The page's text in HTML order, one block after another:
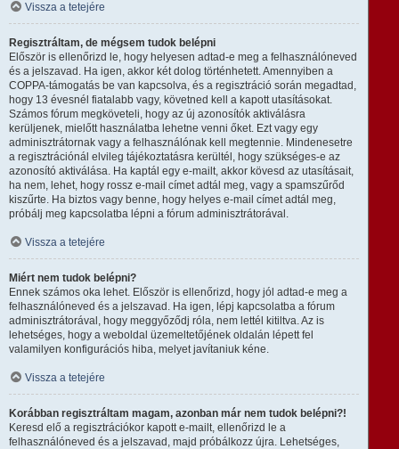
Vissza a tetejére
Regisztráltam, de mégsem tudok belépni
Először is ellenőrizd le, hogy helyesen adtad-e meg a felhasználóneved
és a jelszavad. Ha igen, akkor két dolog történhetett. Amennyiben a
COPPA-támogatás be van kapcsolva, és a regisztráció során megadtad,
hogy 13 évesnél fiatalabb vagy, követned kell a kapott utasításokat.
Számos fórum megköveteli, hogy az új azonosítók aktiválásra
kerüljenek, mielőtt használatba lehetne venni őket. Ezt vagy egy
adminisztrátornak vagy a felhasználónak kell megtennie. Mindenesetre
a regisztrációnál elvileg tájékoztatásra kerültél, hogy szükséges-e az
azonosító aktiválása. Ha kaptál egy e-mailt, akkor kövesd az utasításait,
ha nem, lehet, hogy rossz e-mail címet adtál meg, vagy a spamszűrőd
kiszűrte. Ha biztos vagy benne, hogy helyes e-mail címet adtál meg,
próbálj meg kapcsolatba lépni a fórum adminisztrátorával.
Vissza a tetejére
Miért nem tudok belépni?
Ennek számos oka lehet. Először is ellenőrizd, hogy jól adtad-e meg a
felhasználóneved és a jelszavad. Ha igen, lépj kapcsolatba a fórum
adminisztrátorával, hogy meggyőződj róla, nem lettél kitiltva. Az is
lehetséges, hogy a weboldal üzemeltetőjének oldalán lépett fel
valamilyen konfigurációs hiba, melyet javítaniuk kéne.
Vissza a tetejére
Korábban regisztráltam magam, azonban már nem tudok belépni?!
Keresd elő a regisztrációkor kapott e-mailt, ellenőrizd le a
felhasználóneved és a jelszavad, majd próbálkozz újra. Lehetséges,